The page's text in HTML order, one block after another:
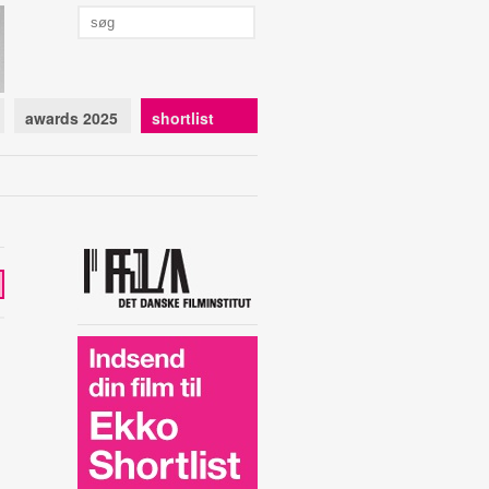
awards 2025 shortlist